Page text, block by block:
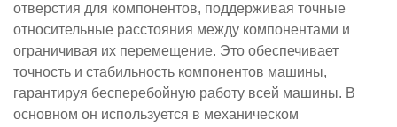
отверстия для компонентов, поддерживая точные
относительные расстояния между компонентами и
ограничивая их перемещение. Это обеспечивает
точность и стабильность компонентов машины,
гарантируя бесперебойную работу всей машины. В
основном он используется в механическом